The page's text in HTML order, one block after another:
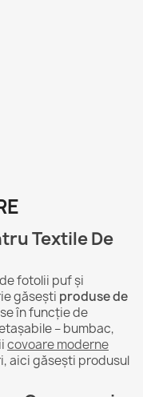
Textile De
fotolii puf și
găsești produse de
în funcție de
– bumbac,
covoare moderne
aici găsești produsul